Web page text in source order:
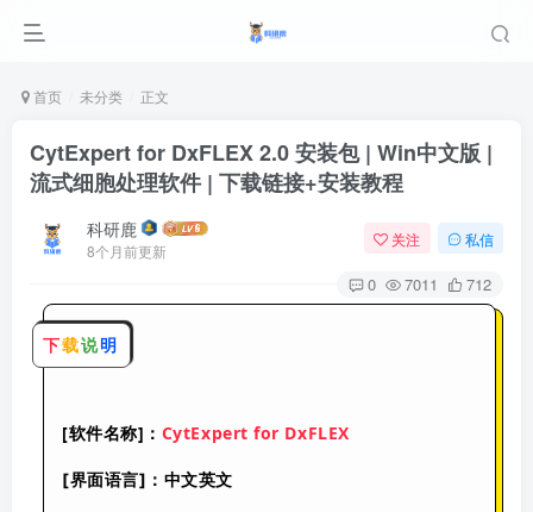
首页 未分类 正文
CytExpert for DxFLEX 2.0 安装包 | Win中文版 |
流式细胞处理软件 | 下载链接+安装教程
科研鹿
8个月前更新
关注 私信
0 7011 712
下载说明
[软件名称]： CytExpert for DxFLEX
[界面语言]：中文英文